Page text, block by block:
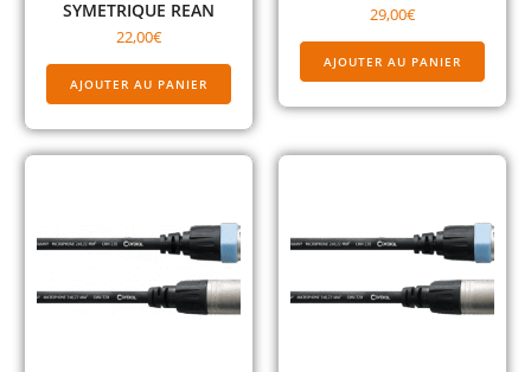
SYMETRIQUE REAN
22,00€
AJOUTER AU PANIER
29,00€
AJOUTER AU PANIER